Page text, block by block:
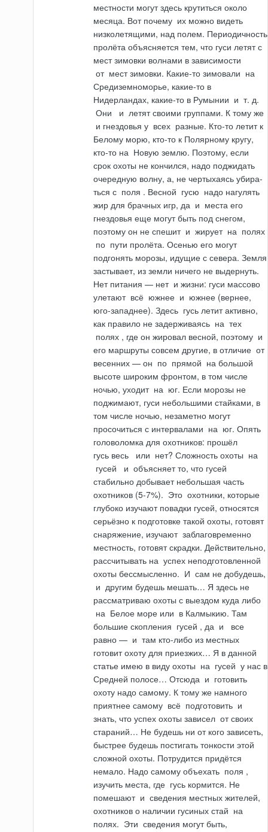
местности могут здесь крутиться около
месяца. Вот почему их можно видеть
низколетящими, над полем. Периодичность
пролёта объясняется тем, что гуси летят с
мест зимовки волнами в зависимости
от мест зимовки. Какие-то зимовали на
Среди­земноморье, какие-то в
Нидерландах, какие-то в Румынии и т. д.
Они
и летят своими группами. К тому же
и гнездовья у всех разные. Кто-то летит к
Белому морю, кто-то к Полярному кругу,
кто-то на Новую землю. Поэтому, если
срок охоты не кончился, надо поджидать
очередную волну, а, не чертыхаясь убира­
ться с поля . Весной гусю надо нагулять
жир для брачных игр, да и места его
гнездовья еще могут быть под снегом,
поэтому он не спешит и жирует на по­лях
по пути пролёта. Осенью его могут
подгонять морозы, идущие с севера. Земля
застывает, из земли ничего не выдернуть.
Нет питания — нет ижизни: гуси массово
улетают всё южнее и южнее (вернее,
юго-западнее). Здесь гусьле­тит активно,
как правило не задерживаясь на тех
полях , где он жировал весной, поэтому и
его маршруты совсем другие, в отличие от
весенних — он по пря­мой набольшой
высоте широким фронтом, в том числе
ночью, уходит на юг. Если морозы не
поджимают, гуси небольшими стайками, в
том числе ночью, незаметно могут
просочиться с интервалами на юг. Опять
головоломка для охотников: прошёл
гусь весь или нет? Сложность охоты на
гусей
и объясняет то, что гусей
стабильно добывает небольшая часть
охотников (5-7%). Это охотники, которые
глубоко изучают повадки гусей, относятся
серьёзно к подготовке такой охоты, готовят
снаряжение, изучают заблаговременно
местность, готовят скрадки. Действительно,
рассчитывать на успех неподготовлен­ной
охоты бессмысленно. И сам не добудешь,
и другим будешь мешать… Я здесь не
рассматриваю охоты с выездом куда либо
на Белое море или в Калмыкию. Там
большие скопления гусей , да и
все
равно — и там кто-либо из местных
готовит охоту для приезжих… Я в данной
статье имею в виду охоты на гусей у нас в
Сред­ней полосе… Отсюда и готовить
охоту надо самому. К тому же намного
прият­нее самому всё подготовить и
знать, что успех охоты зависел отсвоих
стараний… Не будешь ни от кого зависеть,
быстрее будешь постигать тонкости этой
сложной охоты. Потрудится придётся
немало. Надо самому объехать поля ,
изучить места, где гусь кормится. Не
помешают и сведения местных жителей,
охотников о наличии гусиных стай на
полях. Эти сведения могут быть,